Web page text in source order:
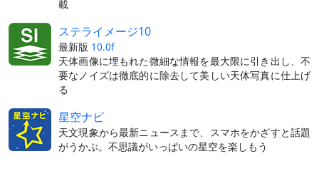
載
ステライメージ10
最新版 10.0f
天体画像に埋もれた微細な情報を最大限に引き出し、不
要なノイズは徹底的に除去して美しい天体写真に仕上げ
る
星空ナビ
天文現象から最新ニュースまで、スマホをかざすと話題
がうかぶ。不思議がいっぱいの星空を楽しもう